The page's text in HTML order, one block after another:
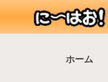
ホーム